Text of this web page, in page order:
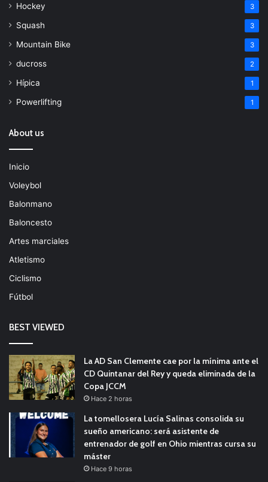
Hockey 3
Squash 3
Mountain Bike 3
ducross 2
Hípica 1
Powerlifting 1
About us
Inicio
Voleybol
Balonmano
Baloncesto
Artes marciales
Atletismo
Ciclismo
Fútbol
BEST VIEWED
La AD San Clemente cae por la mínima ante el
CD Quintanar del Rey y queda eliminada de la
Copa JCCM
Hace 2 horas
La tomellosera Lucía Salinas consolida su
sueño americano: será asistente de
entrenador de golf en Ohio mientras cursa su
máster
Hace 9 horas